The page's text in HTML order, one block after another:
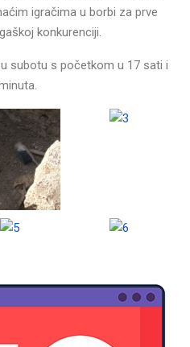
igračima u borbi za prve
konkurenciji.
subotu s početkom u 17 sati i